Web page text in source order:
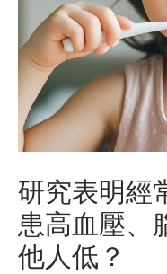
研究表明經
患高血壓、
他人低？